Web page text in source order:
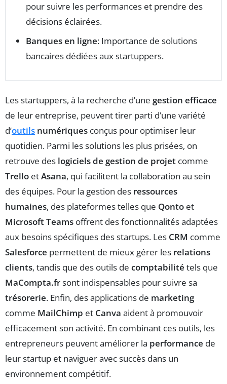
pour suivre les performances et prendre des
décisions éclairées.
Banques en ligne: Importance de solutions
bancaires dédiées aux startuppers.
Les startuppers, à la recherche d’une gestion efficace
de leur entreprise, peuvent tirer parti d’une variété
d’outils numériques conçus pour optimiser leur
quotidien. Parmi les solutions les plus prisées, on
retrouve des logiciels de gestion de projet comme
Trello etAsana, qui facilitent la collaboration au sein
des équipes. Pour la gestion des ressources
humaines, des plateformes telles que Qonto et
Microsoft Teams offrent des fonctionnalités adaptées
aux besoins spécifiques des startups. Les CRM comme
Salesforce permettent de mieux gérer les relations
clients, tandis que des outils de comptabilité tels que
MaCompta.frsont indispensables pour suivre sa
trésorerie. Enfin, des applications de marketing
comme MailChimp et Canva aident à promouvoir
efficacement son activité. En combinant ces outils, les
entrepreneurs peuvent améliorer la performance de
leur startup et naviguer avec succès dans un
environnement compétitif.